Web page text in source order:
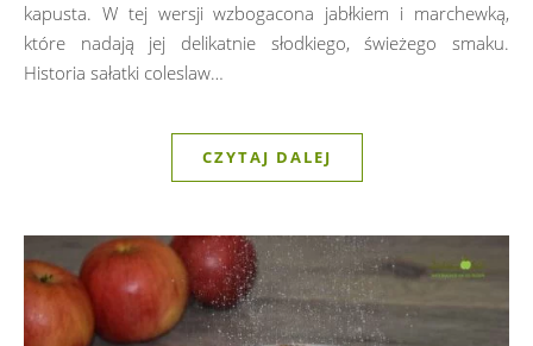
kapusta. W tej wersji wzbogacona jabłkiem i marchewką,
które nadają jej delikatnie słodkiego, świeżego smaku.
Historia sałatki coleslaw…
CZYTAJ DALEJ